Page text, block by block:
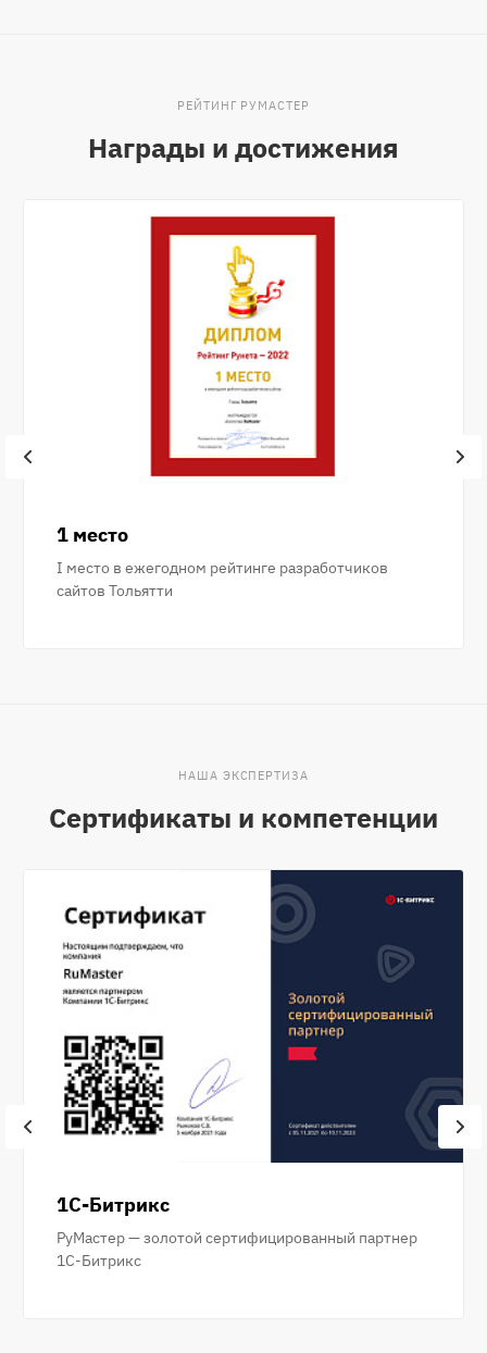
РЕЙТИНГ РУМАСТЕР
Награды и достижения
1 место
I место в ежегодном рейтинге разработчиков
сайтов Тольятти
НАША ЭКСПЕРТИЗА
Сертификаты и компетенции
1С-Битрикс
РуМастер — золотой сертифицированный партнер
1С-Битрикс